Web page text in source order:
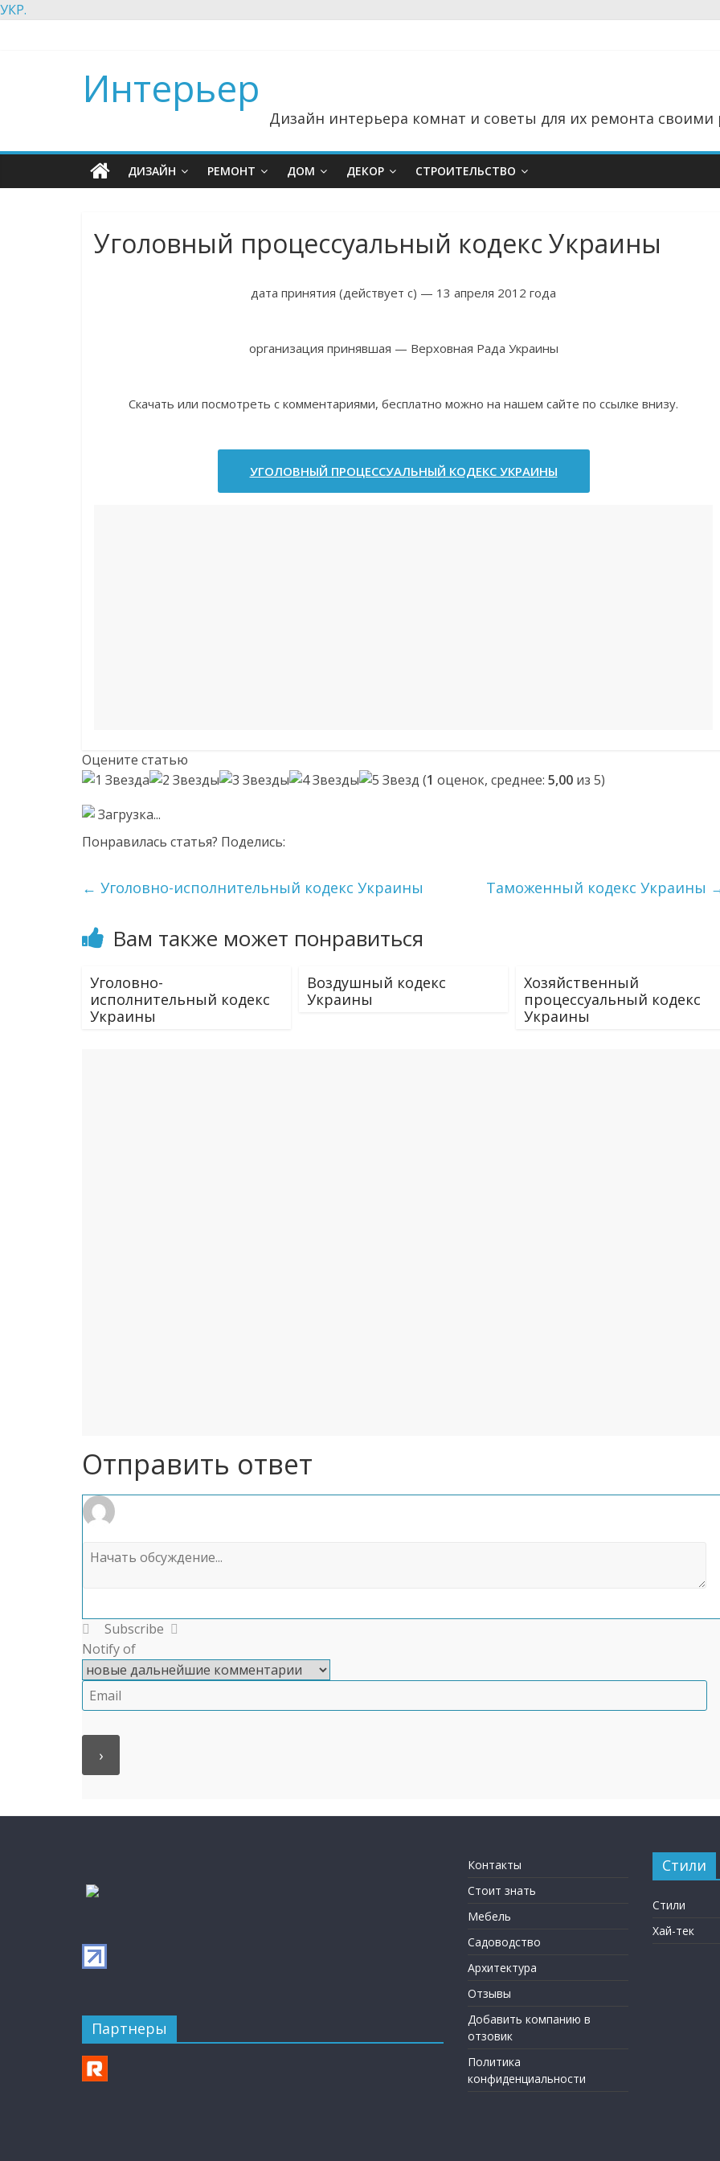
УКР.
Интерьер
Дизайн интерьера комнат и советы для их ремонта
ДИЗАЙН РЕМОНТ ДОМ ДЕКОР СТРОИТЕЛЬСТВО
Уголовный процессуальный кодекс Украины
дата принятия (действует с) — 13 апреля 2012 года
организация принявшая — Верховная Рада Украины
Скачать или посмотреть с комментариями, бесплатно можно на нашем сайте по ссылке внизу.
УГОЛОВНЫЙ ПРОЦЕССУАЛЬНЫЙ КОДЕКС УКРАИНЫ
Оцените статью
(1 оценок, среднее: 5,00 из 5)
Загрузка...
Понравилась статья? Поделись:
← Уголовно-исполнительный кодекс Украины Таможенный кодекс Украины
Вам также может понравиться
Уголовно-
исполнительный кодекс
Украины
Воздушный кодекс
Украины
Хозяйственный
процессуальный кодекс
Украины
Отправить ответ
Subscribe
Notify of
Партнеры
Контакты
Стоит знать
Мебель
Садоводство
Архитектура
Отзывы
Добавить компанию в
отзовик
Политика
конфиденциальности
Стили
Стили
Хай-тек